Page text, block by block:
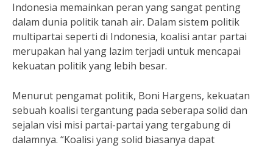
Indonesia memainkan peran yang sangat penting
dalam dunia politik tanah air. Dalam sistem politik
multipartai seperti di Indonesia, koalisi antar partai
merupakan hal yang lazim terjadi untuk mencapai
kekuatan politik yang lebih besar.
Menurut pengamat politik, Boni Hargens, kekuatan
sebuah koalisi tergantung pada seberapa solid dan
sejalan visi misi partai-partai yang tergabung di
dalamnya. “Koalisi yang solid biasanya dapat